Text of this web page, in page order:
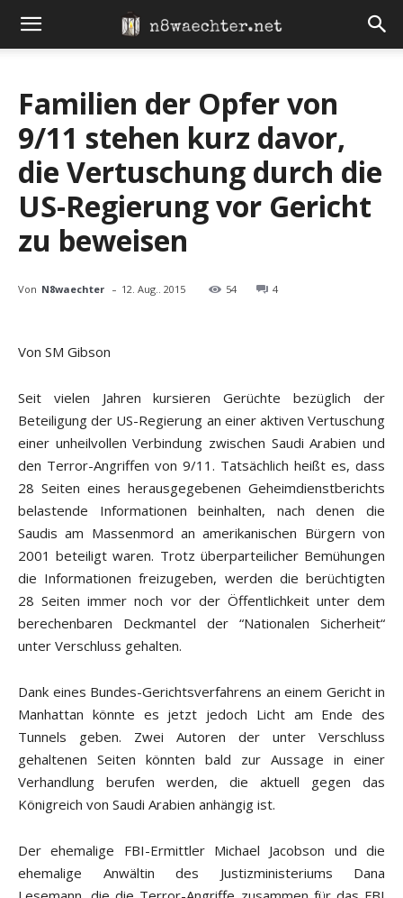
Familien der Opfer von
9/11 stehen kurz davor,
die Vertuschung durch die
US-Regierung vor Gericht
zu beweisen
Von N8waechter - 12. Aug.. 2015 54 4
Von SM Gibson
Seit vielen Jahren kursieren Gerüchte bezüglich der
Beteiligung der US-Regierung an einer aktiven Vertuschung
einer unheilvollen Verbindung zwischen Saudi Arabien und
den Terror-Angriffen von 9/11. Tatsächlich heißt es, dass
28 Seiten eines herausgegebenen Geheimdienstberichts
belastende Informationen beinhalten, nach denen die
Saudis am Massenmord an amerikanischen Bürgern von
2001 beteiligt waren. Trotz überparteilicher Bemühungen
die Informationen freizugeben, werden die berüchtigten
28 Seiten immer noch vor der Öffentlichkeit unter dem
berechenbaren Deckmantel der “Nationalen Sicherheit“
unter Verschluss gehalten.
Dank eines Bundes-Gerichtsverfahrens an einem Gericht in
Manhattan könnte es jetzt jedoch Licht am Ende des
Tunnels geben. Zwei Autoren der unter Verschluss
gehaltenen Seiten könnten bald zur Aussage in einer
Verhandlung berufen werden, die aktuell gegen das
Königreich von Saudi Arabien anhängig ist.
Der ehemalige FBI-Ermittler Michael Jacobson und die
ehemalige Anwältin des Justizministeriums Dana